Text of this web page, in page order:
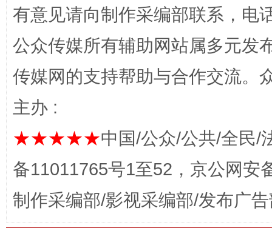
习近平的博鳌关键词
魏明亮
有意见请向制作采编部联系，电
公众传媒所有辅助网站属多元发
传媒网的支持帮助与合作交流。
主办 :
★★★★★中国/公众/公共/全民/
备11011765号1至52，京公网安
制作采编部/影视采编部/发布广